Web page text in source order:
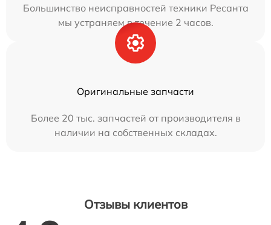
Большинство неисправностей техники Ресанта
мы устраняем в течение 2 часов.
Оригинальные запчасти
Более 20 тыс. запчастей от производителя в
наличии на собственных складах.
Отзывы клиентов